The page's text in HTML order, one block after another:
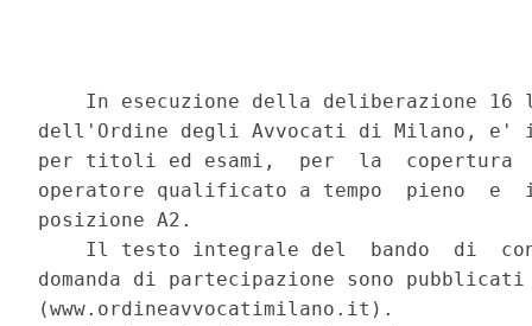
In esecuzione della deliberazione 16
dell'Ordine degli Avvocati di Milano, e'
per titoli ed esami,  per  la
operatore qualificato a tempo  pieno  e
posizione A2.
Il testo integrale del  bando  di
domanda di partecipazione sono
(www.ordineavvocatimilano.it).